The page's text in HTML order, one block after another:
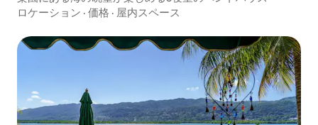
ロケーション · 価格 · 屋内スペース